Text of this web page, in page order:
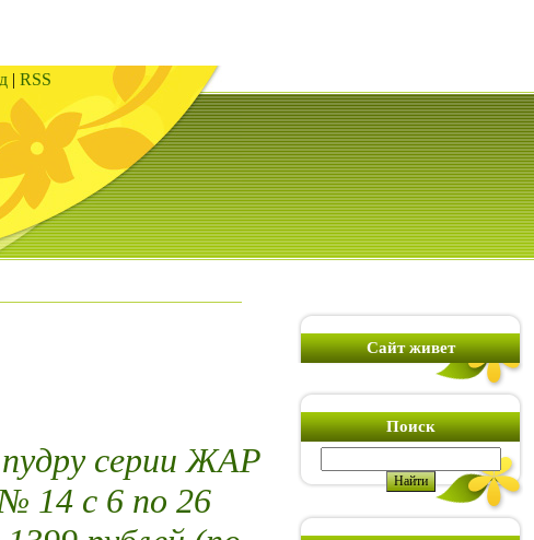
| RSS
серии ЖАР
14 с 6 по 26
Сайт живет
Поиск